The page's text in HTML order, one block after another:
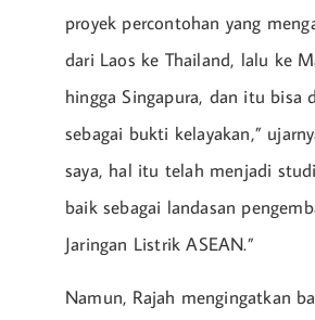
proyek percontohan yang
dari Laos ke Thailand, lalu ke
hingga Singapura, dan itu bisa
sebagai bukti kelayakan,”
saya, hal itu telah menjadi
baik sebagai landasan
Jaringan Listrik ASEAN.”
Namun, Rajah mengingatkan